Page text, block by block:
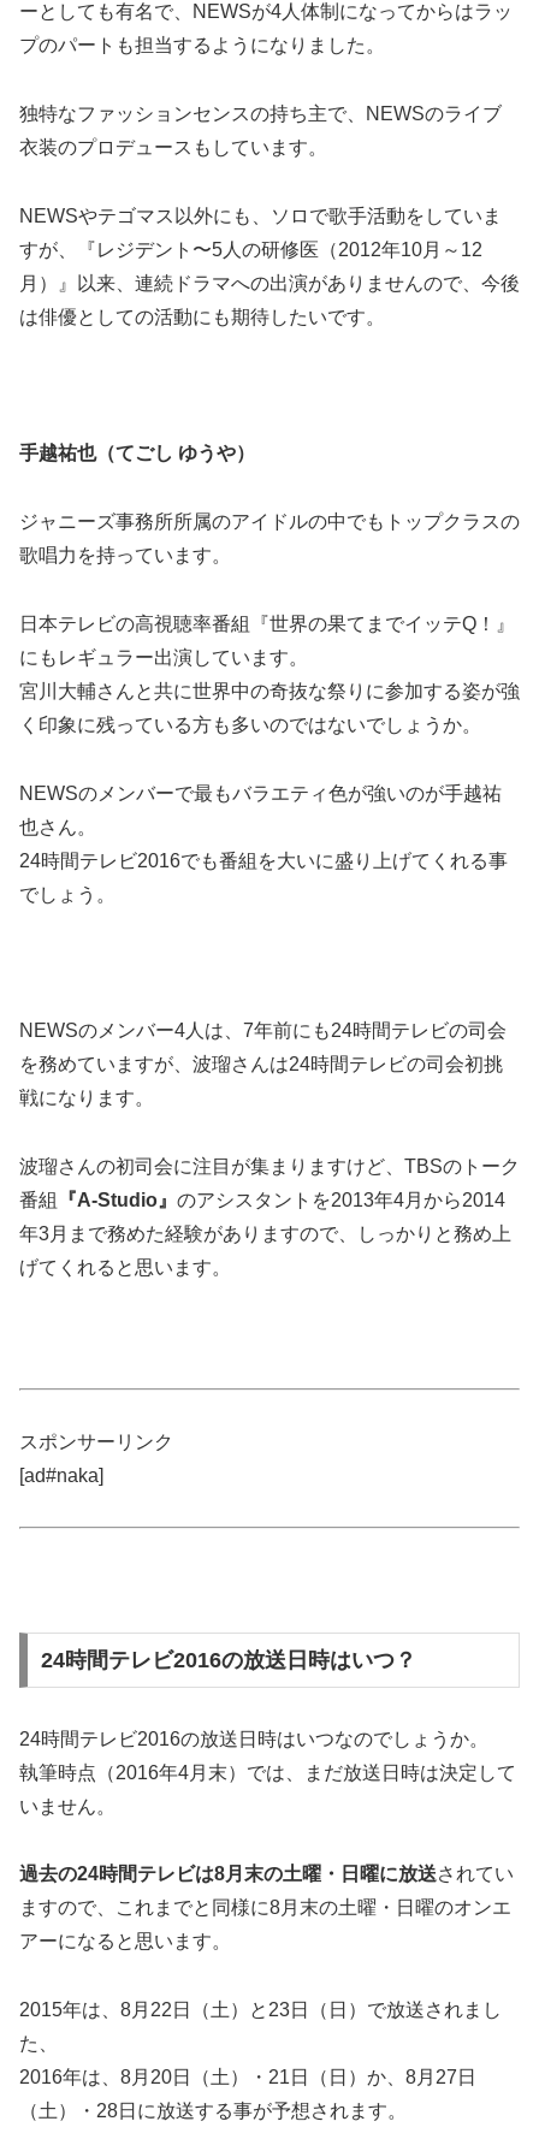
ーとしても有名で、NEWSが4人体制になってからはラッ
プのパートも担当するようになりました。
独特なファッションセンスの持ち主で、NEWSのライブ
衣装のプロデュースもしています。
NEWSやテゴマス以外にも、ソロで歌手活動をしていま
すが、『レジデント〜5人の研修医（2012年10月～12
月）』以来、連続ドラマへの出演がありませんので、今後
は俳優としての活動にも期待したいです。
手越祐也（てごし ゆうや）
ジャニーズ事務所所属のアイドルの中でもトップクラスの
歌唱力を持っています。
日本テレビの高視聴率番組『世界の果てまでイッテQ！』
にもレギュラー出演しています。
宮川大輔さんと共に世界中の奇抜な祭りに参加する姿が強
く印象に残っている方も多いのではないでしょうか。
NEWSのメンバーで最もバラエティ色が強いのが手越祐
也さん。
24時間テレビ2016でも番組を大いに盛り上げてくれる事
でしょう。
NEWSのメンバー4人は、7年前にも24時間テレビの司会
を務めていますが、波瑠さんは24時間テレビの司会初挑
戦になります。
波瑠さんの初司会に注目が集まりますけど、TBSのトーク
番組
『A-Studio』 のアシスタントを2013年4月から2014
年3月まで務めた経験がありますので、しっかりと務め上
げてくれると思います。
スポンサーリンク
[ad#naka]
24時間テレビ2016の放送日時はいつ？
24時間テレビ2016の放送日時はいつなのでしょうか。
執筆時点（2016年4月末）では、まだ放送日時は決定して
いません。
過去の24時間テレビは8月末の土曜・日曜に放送されてい
ますので、これまでと同様に8月末の土曜・日曜のオンエ
アーになると思います。
2015年は、8月22日（土）と23日（日）で放送されまし
た、
2016年は、8月20日（土）・21日（日）か、8月27日
（土）・28日 に放送する事が予想されます。